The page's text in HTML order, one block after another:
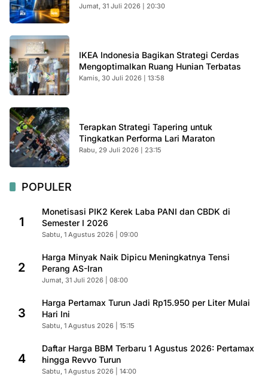
Jumat, 31 Juli 2026 | 20:30
IKEA Indonesia Bagikan Strategi Cerdas
Mengoptimalkan Ruang Hunian Terbatas
Kamis, 30 Juli 2026 | 13:58
Terapkan Strategi Tapering untuk
Tingkatkan Performa Lari Maraton
Rabu, 29 Juli 2026 | 23:15
POPULER
1
Monetisasi PIK2 Kerek Laba PANI dan CBDK di
Semester I 2026
Sabtu, 1 Agustus 2026 | 09:00
2
Harga Minyak Naik Dipicu Meningkatnya Tensi
Perang AS-Iran
Jumat, 31 Juli 2026 | 08:00
3
Harga Pertamax Turun Jadi Rp15.950 per Liter Mulai
Hari Ini
Sabtu, 1 Agustus 2026 | 15:15
4
Daftar Harga BBM Terbaru 1 Agustus 2026: Pertamax
hingga Revvo Turun
Sabtu, 1 Agustus 2026 | 14:00